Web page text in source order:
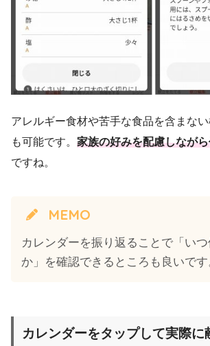
アレルギー食材や苦手な食品を含まな
も可能です。 家族の好みを配慮しなが
ですね。
MEMO
カレンダーを振り返ることで「い
か」を確認できるところも良いです
カレンダーをタップして実際に